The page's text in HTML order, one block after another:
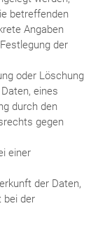
betreffenden
Angaben
der
oder Löschung
eines
durch den
gegen
einer
der Daten,
bei der